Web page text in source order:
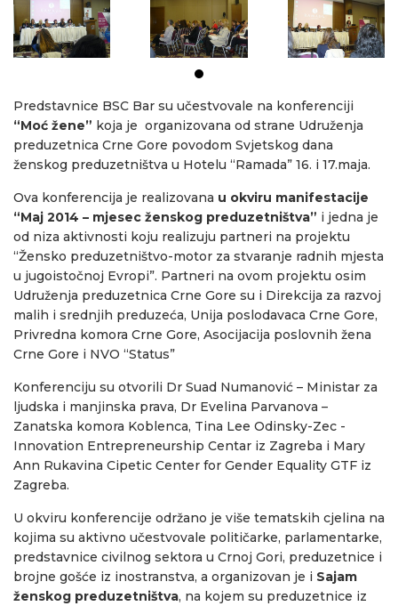
Predstavnice BSC Bar su učestvovale na konferenciji
“Moć žene” koja je organizovana od strane Udruženja
preduzetnica Crne Gore povodom Svjetskog dana
ženskog preduzetništva u Hotelu “Ramada” 16. i 17.maja.
Ova konferencija je realizovana u okviru manifestacije
“Maj 2014 – mjesec ženskog preduzetništva” i jedna je
od niza aktivnosti koju realizuju partneri na projektu
“Žensko preduzetništvo-motor za stvaranje radnih mjesta
u jugoistočnoj Evropi”. Partneri na ovom projektu osim
Udruženja preduzetnica Crne Gore su i Direkcija za razvoj
malih i srednjih preduzeća, Unija poslodavaca Crne Gore,
Privredna komora Crne Gore, Asocijacija poslovnih žena
Crne Gore i NVO “Status”
Konferenciju su otvorili Dr Suad Numanović – Ministar za
ljudska i manjinska prava, Dr Evelina Parvanova –
Zanatska komora Koblenca, Tina Lee Odinsky-Zec -
Innovation Entrepreneurship Centar iz Zagreba i Mary
Ann Rukavina Cipetic Center for Gender Equality GTF iz
Zagreba.
U okviru konferencije održano je više tematskih cjelina na
kojima su aktivno učestvovale političarke, parlamentarke,
predstavnice civilnog sektora u Crnoj Gori, preduzetnice i
brojne gošće iz inostranstva, a organizovan je i Sajam
ženskog preduzetništva, na kojem su preduzetnice iz